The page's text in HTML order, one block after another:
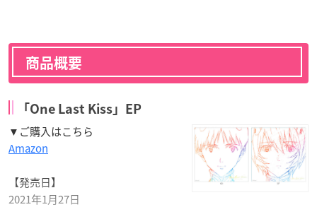
商品概要
「One Last Kiss」EP
▼ご購入はこちら
Amazon
【発売日】
2021年1月27日